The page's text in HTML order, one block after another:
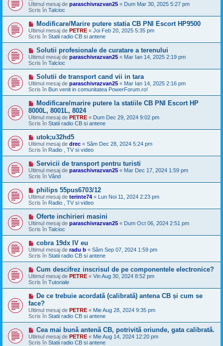
o
u
e
s
a
n
o
u
Ultimul mesaj de paraschivrazvan25 « Dum Mar 30, 2025 5:27 pm
Scris în Talcioc
M
e
s
a
n
o
u
Modificare/Marire putere statia CB PNI Escort HP9500
Ultimul mesaj de PETRE « Joi Feb 20, 2025 5:35 pm
Scris în Statii radio CB si antene
M
e
s
a
n
o
u
Solutii profesionale de curatare a terenului
Ultimul mesaj de paraschivrazvan25 « Mar Ian 14, 2025 2:19 pm
Scris în Talcioc
M
e
s
a
n
o
u
Solutii de transport cand vii in tara
Ultimul mesaj de paraschivrazvan25 « Mar Ian 14, 2025 2:16 pm
Scris în Bun venit in comunitatea PowerForum.ro!
M
e
s
a
j
n
o
u
Modificare/marire putere la statiile CB PNI Escort HP
8000L, 8001L, 8024
Ultimul mesaj de PETRE « Dum Dec 29, 2024 9:02 pm
Scris în Statii radio CB si antene
M
e
s
a
n
o
u
utok;u32hd5
Ultimul mesaj de drec « Sâm Dec 28, 2024 5:24 pm
Scris în Radio , TV si video
M
e
s
a
o
u
Servicii de transport pentru turisti
Ultimul mesaj de paraschivrazvan25 « Mar Dec 17, 2024 1:59 pm
Scris în Vând
M
e
s
a
n
o
u
philips 55pus6703/12
Ultimul mesaj de terinte74 « Lun Noi 11, 2024 2:23 pm
Scris în Radio , TV si video
M
e
s
a
n
o
u
Oferte inchirieri masini
Ultimul mesaj de paraschivrazvan25 « Dum Oct 06, 2024 2:51 pm
Scris în Talcioc
M
e
s
a
n
o
u
cobra 19dx IV eu
Ultimul mesaj de radu b « Sâm Sep 07, 2024 1:59 pm
Scris în Statii radio CB si antene
M
e
s
a
n
o
u
Cum descifrez inscrisul de pe componentele electronice?
Ultimul mesaj de PETRE « Vin Aug 30, 2024 8:52 pm
Scris în Tutoriale
M
s
a
j
n
o
u
De ce trebuie acordată (calibrată) antena CB și cum se
face?
Ultimul mesaj de PETRE « Mie Aug 28, 2024 9:35 pm
Scris în Statii radio CB si antene
M
e
s
Cea mai bună antenă CB, potrivită oriunde, gata calibrată.
Ultimul mesaj de PETRE « Mie Aug 14, 2024 12:20 pm
Scris în Statii radio CB si antene